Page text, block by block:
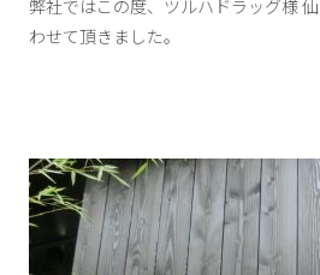
弊社ではこの度、ツルハドラッグ様
わせて頂きました。